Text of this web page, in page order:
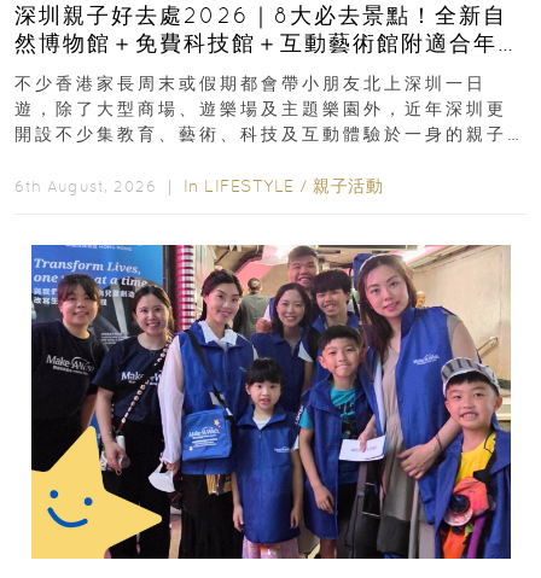
深圳親子好去處2026｜8大必去景點！全新自
然博物館＋免費科技館＋互動藝術館附適合年
齡、交通、門票、開放時間
不少香港家長周末或假期都會帶小朋友北上深圳一日
遊，除了大型商場、遊樂場及主題樂園外，近年深圳更
開設不少集教育、藝術、科技及互動體驗於一身的親子
6th August, 2026 ｜ In LIFESTYLE / 親子活動